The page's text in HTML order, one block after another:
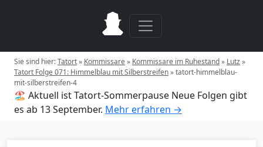
Sie sind hier:Tatort» Kommissare» Kommissare im Ruhestand» Lutz»
Tatort Folge 071: Himmelblau mit Silberstreifen»tatort-himmelblau-
mit-silberstreifen-4
🏖️ Aktuell ist Tatort-Sommerpause Neue Folgen gibt
es ab 13 September. Mehr erfahren →